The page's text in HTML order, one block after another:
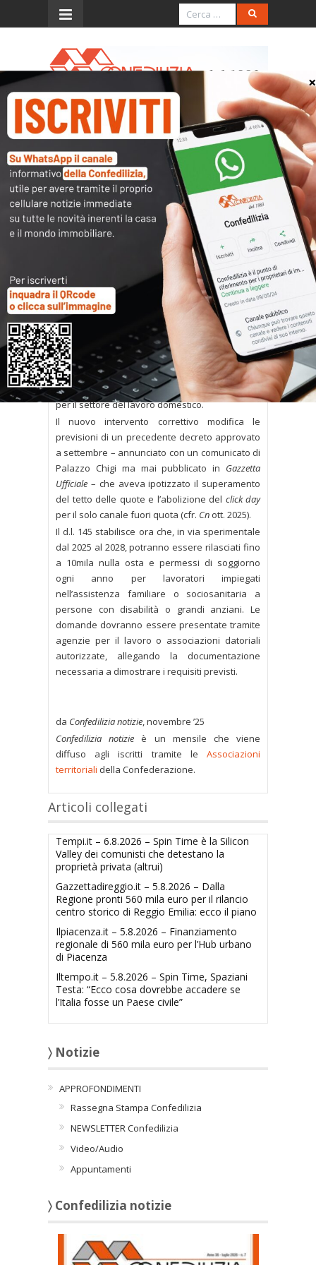
Menu
Decreto flussi: torna il tetto
delle 10mila quote per
l’assistenza a grandi
anziani e disabili
Cambio di rotta per il canale “fuori quota” del
decreto flussi dedicato all’ingresso di assistenti
familiari destinati alla cura di grandi anziani e
persone con disabilità. Con il decreto-legge n.
145, entrato in vigore l’11 ottobre, il Governo ha
deciso di ripristinare le regole già previste in via
sperimentale per il 2025: il limite massimo
annuale torna dunque a 10mila quote.
Si tratta di un canale alternativo rispetto a
quello ordinario dei decreti flussi, il cuiclick day
per il 2026 è fissato al 18 febbraio, alle ore 9.00,
per il settore del lavoro domestico.
Il nuovo intervento correttivo modifica le
previsioni di un precedente decreto approvato
a settembre – annunciato con un comunicato di
Palazzo Chigi ma mai pubblicato in Gazzetta
Ufficiale – che aveva ipotizzato il superamento
del tetto delle quote e l’abolizione del click day
per il solo canale fuori quota (cfr. Cn ott. 2025).
Il d.l. 145 stabilisce ora che, in via sperimentale
dal 2025 al 2028, potranno essere rilasciati fino
a 10mila nulla osta e permessi di soggiorno
ogni anno per lavoratori impiegati
nell’assistenza familiare o sociosanitaria a
persone con disabilità o grandi anziani. Le
domande dovranno essere presentate tramite
agenzie per il lavoro o associazioni datoriali
autorizzate, allegando la documentazione
necessaria a dimostrare i requisiti previsti.
da Confedilizia notizie, novembre ’25
Confedilizia notizie è un mensile che viene
diffuso agli iscritti tramite le Associazioni
territoriali della Confederazione.
Articoli collegati
Tempi.it – 6.8.2026 – Spin Time è la Silicon
Valley dei comunisti che detestano la
proprietà privata (altrui)
Gazzettadireggio.it – 5.8.2026 – Dalla
Regione pronti 560 mila euro per il rilancio
centro storico di Reggio Emilia: ecco il piano
Ilpiacenza.it – 5.8.2026 – Finanziamento
regionale di 560 mila euro per l’Hub urbano
di Piacenza
Iltempo.it – 5.8.2026 – Spin Time, Spaziani
Testa: “Ecco cosa dovrebbe accadere se
l’Italia fosse un Paese civile”
〉 Notizie
APPROFONDIMENTI
Rassegna Stampa Confedilizia
NEWSLETTER Confedilizia
Video/Audio
Appuntamenti
〉 Confedilizia notizie